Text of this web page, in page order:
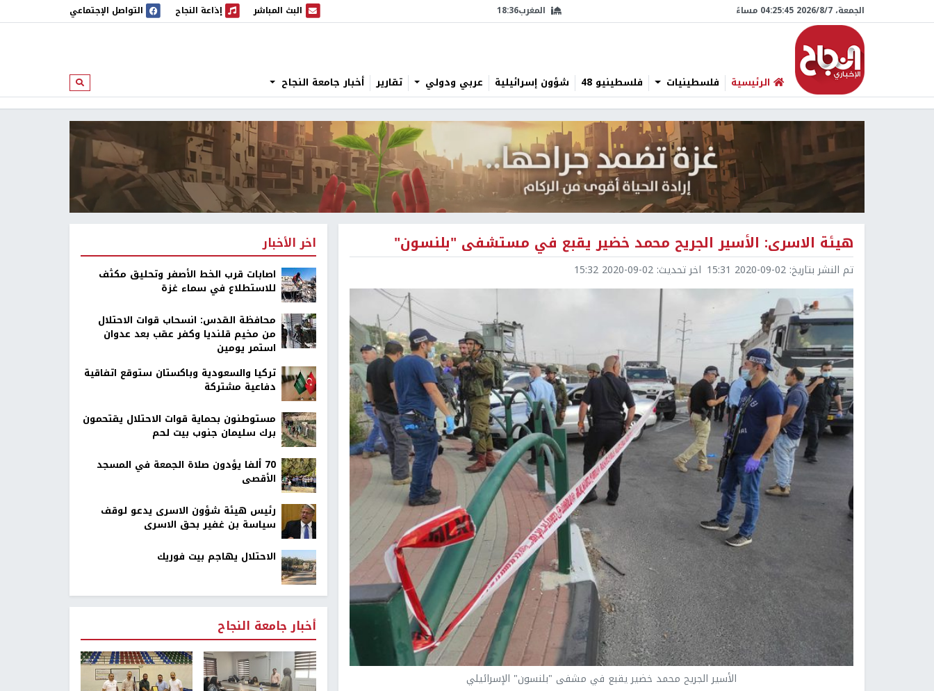
الجمعة، 7/‏8/‏2026 04:25:46 مساءً المغرب18:36 البث المباشر
البث المباشر إذاعة النجاح
إذاعة النجاح التواصل الإجتماعي
الرئيسية فلسطينيات فلسطينيو 48 شؤون إسرائيلية عربي ودولي تقارير أخبار جامعة النجاح ابحث
هيئة الاسرى: الأسير الجريح محمد خضير يقبع في مستشفى "بلنسون"
تم النشر بتاريخ: 2020-09-02 15:31 اخر تحديث: 2020-09-02 15:32
الأسير الجريح محمد خضير يقبع في مشفى "بلنسون" الإسرائيلي
اخر الأخبار
اصابات قرب الخط الأصفر وتحليق مكثف
للاستطلاع في سماء غزة
محافظة القدس: انسحاب قوات الاحتلال
من مخيم قلنديا وكفر عقب بعد عدوان
استمر يومين
تركيا والسعودية وباكستان ستوقع اتفاقية
دفاعية مشتركة
مستوطنون بحماية قوات الاحتلال يقتحمون
برك سليمان جنوب بيت لحم
70 ألفا يؤدون صلاة الجمعة في المسجد
الأقصى
رئيس هيئة شؤون الاسرى يدعو لوقف
سياسة بن غفير بحق الاسرى
الاحتلال يهاجم بيت فوريك
أخبار جامعة النجاح